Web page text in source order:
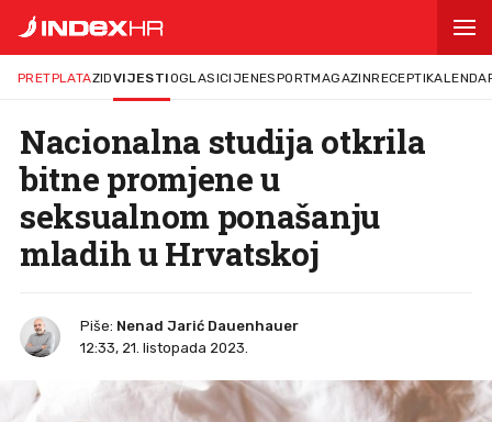
PRETPLATAZIDVIJESTIOGLASICIJENESPORTMAGAZINRECEPTI
Nacionalna studija otkrila
bitne promjene u
seksualnom ponašanju
mladih u Hrvatskoj
Piše: Nenad Jarić Dauenhauer
12:33, 21. listopada 2023.